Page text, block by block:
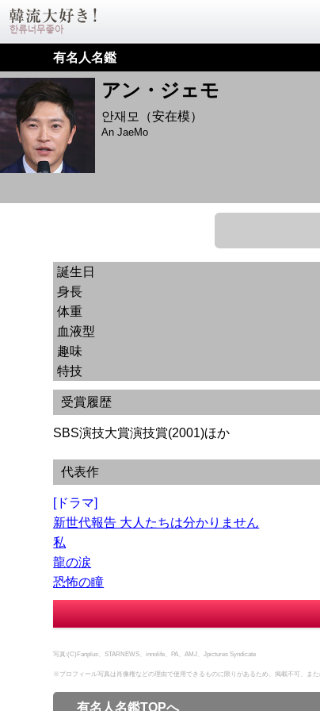
有名人名鑑
アン・ジェモ
안재모（安在模）
An JaeMo
誕生日
身長
体重
血液型
趣味
特技
受賞履歴
SBS演技大賞演技賞(2001)ほか
代表作
[ドラマ]
新世代報告 大人たちは分かりません
私
龍の涙
恐怖の瞳
写真:(C)Fanplus、STARNEWS、innolife、PA、AMJ、Jpictures Syndicate
※プロフィール写真は肖像権などの理由で使用できるものに限りがあるため、掲載不可、ま
有名人名鑑TOPへ